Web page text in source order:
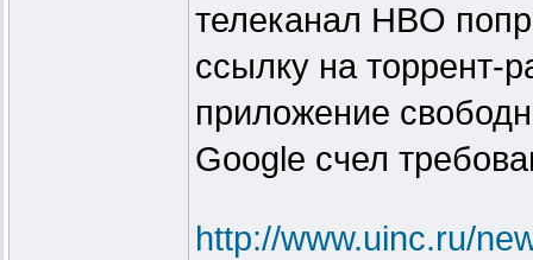
телеканал HBO
ссылку на торрент-
приложение
Google счел
http://www.uinc.ru/